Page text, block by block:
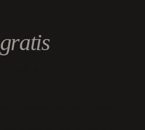
gratis